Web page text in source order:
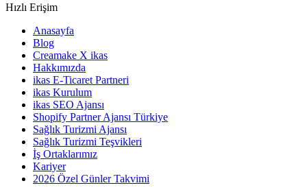
Hızlı Erişim
Anasayfa
Blog
Creamake X ikas
Hakkımızda
ikas E-Ticaret Partneri
ikas Kurulum
ikas SEO Ajansı
Shopify Partner Ajansı Türkiye
Sağlık Turizmi Ajansı
Sağlık Turizmi Teşvikleri
İş Ortaklarımız
Kariyer
2026 Özel Günler Takvimi